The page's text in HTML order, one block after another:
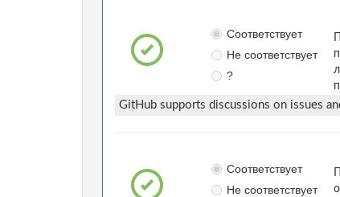
Соответствует
Не соответствует
?
GitHub supports discussions on issues
Соответствует
Не соответствует